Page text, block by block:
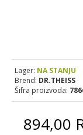
894,00
Lager: NA STANJU
Brend: DR.THEISS
Šifra proizvoda: